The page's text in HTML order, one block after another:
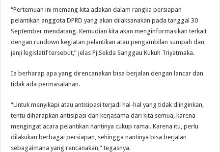
“Pertemuan ini memang kita adakan dalam rangka persiapan
pelantikan anggota DPRD yang akan dilaksanakan pada tanggal 30
September mendatang. Kemudian kita akan menginformasikan terkait
dengan rundown kegiatan pelantikan atau pengambilan sumpah dan
janji legislatif tersebut,” jelas Pj.Sekda Sanggau Kukuh Triyatmaka.
Ia berharap apa yang direncanakan bisa berjalan dengan lancar dan
tidak ada permasalahan.
“Untuk menyikapi atau antisipasi terjadi hal-hal yang tidak diinginkan,
tentu diharapkan antisipasi dan kerjasama dari kita semua, karena
mengingat acara pelantikan nantinya cukup ramai. Karena itu, perlu
dilakukan berbagai persiapan, sehingga nantinya bisa berjalan
sebagaimana yang rencanakan,” tegasnya.